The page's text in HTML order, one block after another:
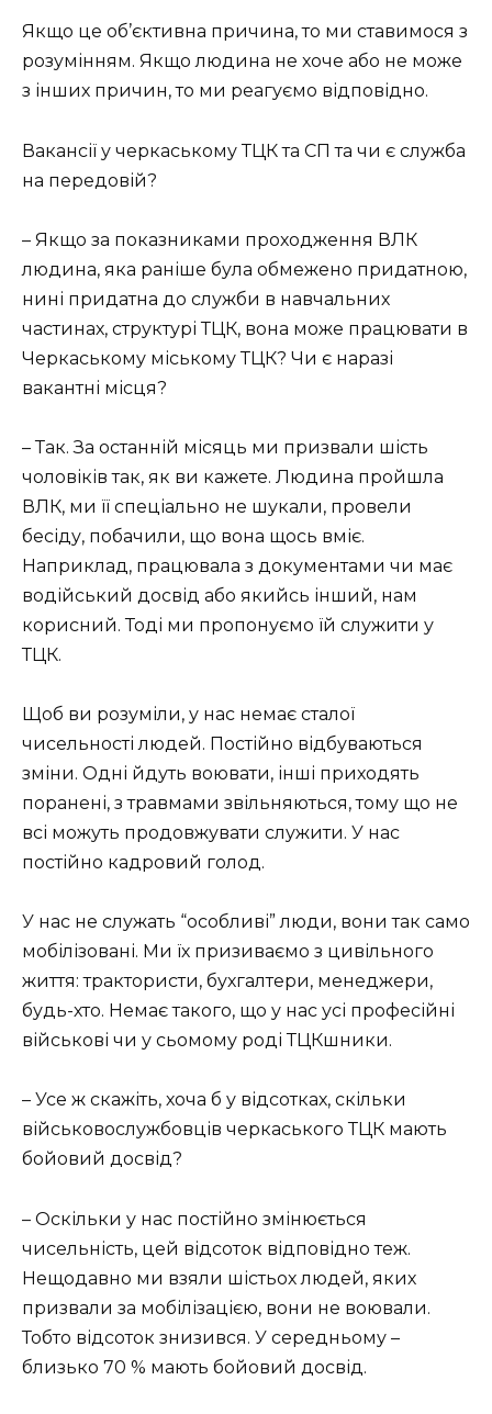
Якщо це об’єктивна причина, то ми ставимося з
розумінням. Якщо людина не хоче або не може
з інших причин, то ми реагуємо відповідно.
Вакансії у черкаському ТЦК та СП та чи є служба
на передовій?
– Якщо за показниками проходження ВЛК
людина, яка раніше була обмежено придатною,
нині придатна до служби в навчальних
частинах, структурі ТЦК, вона може працювати в
Черкаському міському ТЦК? Чи є наразі
вакантні місця?
– Так. За останній місяць ми призвали шість
чоловіків так, як ви кажете. Людина пройшла
ВЛК, ми її спеціально не шукали, провели
бесіду, побачили, що вона щось вміє.
Наприклад, працювала з документами чи має
водійський досвід або якийсь інший, нам
корисний. Тоді ми пропонуємо їй служити у
ТЦК.
Щоб ви розуміли, у нас немає сталої
чисельності людей. Постійно відбуваються
зміни. Одні йдуть воювати, інші приходять
поранені, з травмами звільняються, тому що не
всі можуть продовжувати служити. У нас
постійно кадровий голод.
У нас не служать “особливі” люди, вони так само
мобілізовані. Ми їх призиваємо з цивільного
життя: трактористи, бухгалтери, менеджери,
будь-хто. Немає такого, що у нас усі професійні
військові чи у сьомому роді ТЦКшники.
– Усе ж скажіть, хоча б у відсотках, скільки
військовослужбовців черкаського ТЦК мають
бойовий досвід?
– Оскільки у нас постійно змінюється
чисельність, цей відсоток відповідно теж.
Нещодавно ми взяли шістьох людей, яких
призвали за мобілізацією, вони не воювали.
Тобто відсоток знизився. У середньому –
близько 70 % мають бойовий досвід.